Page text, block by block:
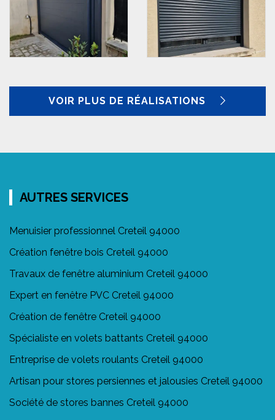
VOIR PLUS DE RÉALISATIONS
AUTRES SERVICES
Menuisier professionnel Creteil 94000
Création fenêtre bois Creteil 94000
Travaux de fenêtre aluminium Creteil 94000
Expert en fenêtre PVC Creteil 94000
Création de fenêtre Creteil 94000
Spécialiste en volets battants Creteil 94000
Entreprise de volets roulants Creteil 94000
Artisan pour stores persiennes et jalousies Creteil 94000
Société de stores bannes Creteil 94000